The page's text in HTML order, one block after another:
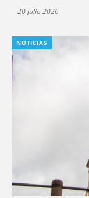
20 Julio 2026
NOTICIAS